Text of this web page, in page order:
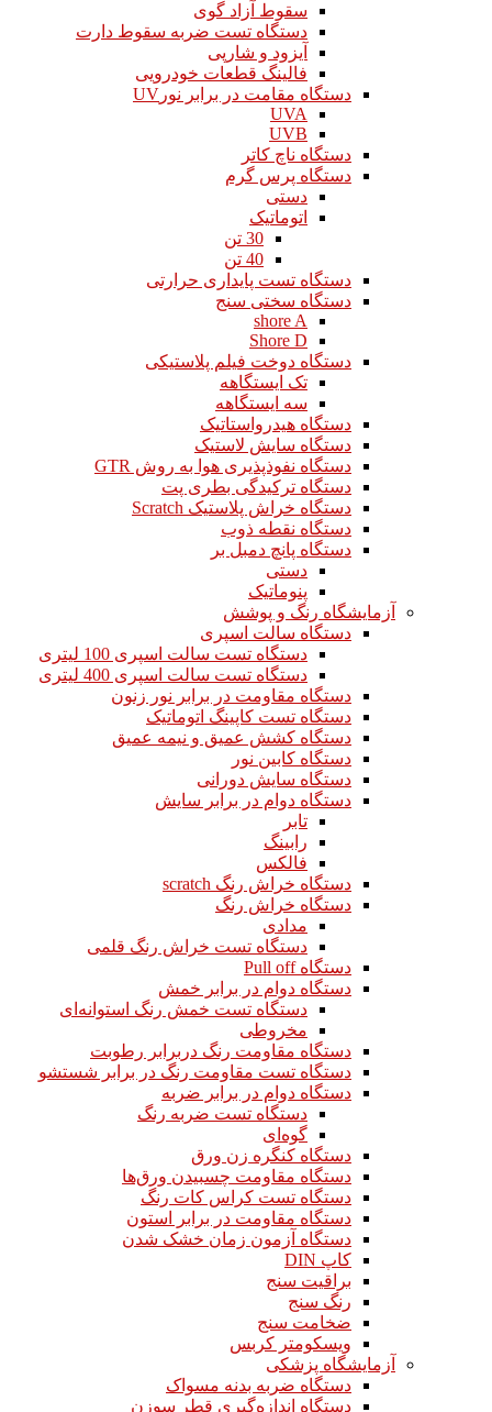
سقوط آزاد گوی
دستگاه تست ضربه سقوط دارت
آیزود و شارپی
فالینگ قطعات خودرویی
دستگاه مقامت در برابر نورUV
UVA
UVB
دستگاه ناچ کاتر
دستگاه پرس گرم
دستی
اتوماتیک
30 تن
40 تن
دستگاه تست پایداری حرارتی
دستگاه سختی سنج
shore A
Shore D
دستگاه دوخت فیلم پلاستیکی
تک ایستگاهه
سه ایستگاهه
دستگاه هیدرواستاتیک
دستگاه سایش لاستیک
دستگاه نفوذپذیری هوا به روش GTR
دستگاه ترکیدگی بطری پت
دستگاه خراش پلاستیک Scratch
دستگاه نقطه ذوب
دستگاه پانچ دمبل بر
دستی
پنوماتیک
آزمایشگاه رنگ و پوشش
دستگاه سالت اسپری
دستگاه تست سالت اسپری 100 لیتری
دستگاه تست سالت اسپری 400 لیتری
دستگاه مقاومت در برابر نور زنون
دستگاه تست کاپینگ اتوماتیک
دستگاه کشش عمیق و نیمه عمیق
دستگاه کابین نور
دستگاه سایش دورانی
دستگاه دوام در برابر سایش
تابر
رابینگ
فالکس
دستگاه خراش رنگ scratch
دستگاه خراش رنگ
مدادی
دستگاه تست خراش رنگ قلمی
دستگاه Pull off
دستگاه دوام در برابر خمش
دستگاه تست خمش رنگ استوانه‌ای
مخروطی
دستگاه مقاومت رنگ دربرابر رطوبت
دستگاه تست مقاومت رنگ در برابر شستشو
دستگاه دوام در برابر ضربه
دستگاه تست ضربه رنگ
گوه‌ای
دستگاه کنگره زن ورق
دستگاه مقاومت چسبیدن ورق‌ها
دستگاه تست کراس کات رنگ
دستگاه مقاومت در برابر استون
دستگاه آزمون زمان خشک شدن
کاپ DIN
براقیت سنج
رنگ سنج
ضخامت سنج
ویسکومتر کربس
آزمایشگاه پزشکی
دستگاه ضربه بدنه مسواک
دستگاه اندازه‌گیری قطر سوزن